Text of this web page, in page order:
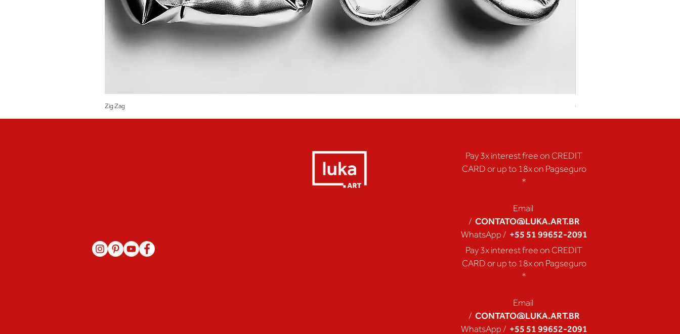
Zig Zag Coração de Artista
Pay 3x interest free on CREDIT
CARD or up to 18x on Pagseguro
*
Email
/ CONTATO@LUKA.ART.BR
WhatsApp / +55 51 99652-2091
Pay 3x interest free on CREDIT
CARD or up to 18x on Pagseguro
*
Email
/ CONTATO@LUKA.ART.BR
WhatsApp / +55 51 99652-2091